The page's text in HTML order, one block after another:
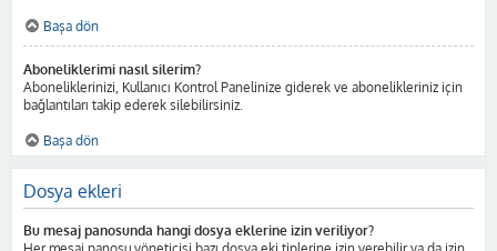
Başa dön
Aboneliklerimi nasıl silerim?
Aboneliklerinizi, Kullanıcı Kontrol Panelinize giderek ve abonelikleriniz için
bağlantıları takip ederek silebilirsiniz.
Başa dön
Dosya ekleri
Bu mesaj panosunda hangi dosya eklerine izin veriliyor?